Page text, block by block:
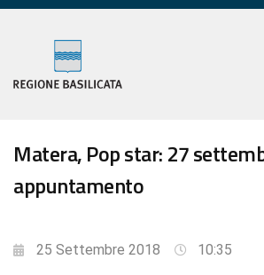
Matera, Pop star: 27
appuntamento
25 Settembre 2018 10:35